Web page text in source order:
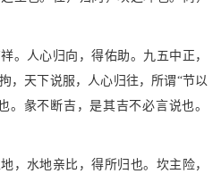
。人心归向，得佑助。九五中正，
，天下说服，人心归往，所谓“节以
。彖不断吉，是其吉不必言说也。
，水地亲比，得所归也。坎主险，